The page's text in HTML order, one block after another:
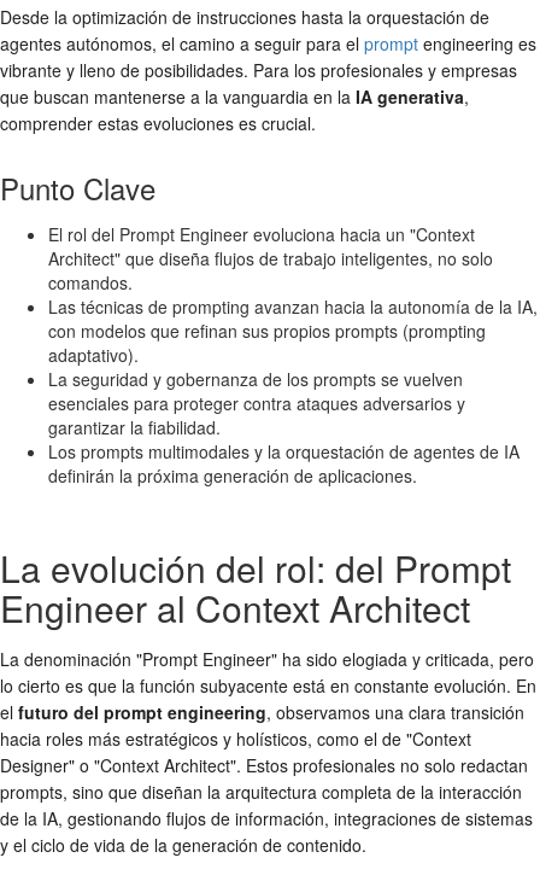
Desde la optimización de instrucciones hasta la orquestación de
agentes autónomos, el camino a seguir para el prompt engineering es
vibrante y lleno de posibilidades. Para los profesionales y empresas
que buscan mantenerse a la vanguardia en la IA generativa,
comprender estas evoluciones es crucial.
Punto Clave
El rol del Prompt Engineer evoluciona hacia un "Context
Architect" que diseña flujos de trabajo inteligentes, no solo
comandos.
Las técnicas de prompting avanzan hacia la autonomía de la IA,
con modelos que refinan sus propios prompts (prompting
adaptativo).
La seguridad y gobernanza de los prompts se vuelven
esenciales para proteger contra ataques adversarios y
garantizar la fiabilidad.
Los prompts multimodales y la orquestación de agentes de IA
definirán la próxima generación de aplicaciones.
La evolución del rol: del Prompt
Engineer al Context Architect
La denominación "Prompt Engineer" ha sido elogiada y criticada, pero
lo cierto es que la función subyacente está en constante evolución. En
el futuro del prompt engineering, observamos una clara transición
hacia roles más estratégicos y holísticos, como el de "Context
Designer" o "Context Architect". Estos profesionales no solo redactan
prompts, sino que diseñan la arquitectura completa de la interacción
de la IA, gestionando flujos de información, integraciones de sistemas
y el ciclo de vida de la generación de contenido.